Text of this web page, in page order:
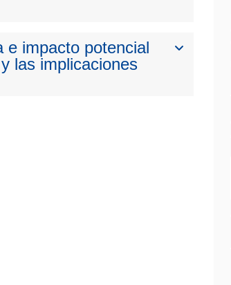
e impacto potencial
las implicaciones